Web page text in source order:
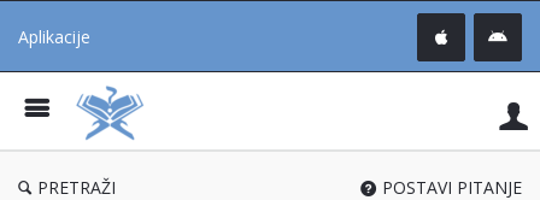
Aplikacije
®
PRETRAŽI POSTAVI PITANJE